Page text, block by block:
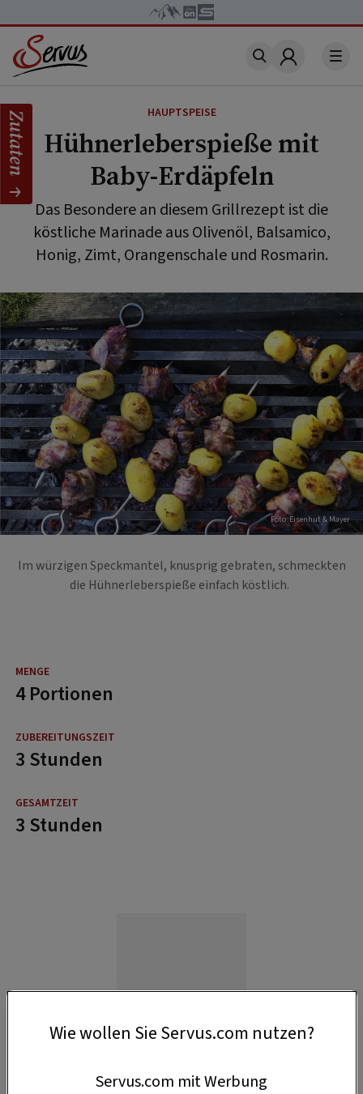
Account
HAUPTSPEISE
Hühnerleberspieße mit
Baby-Erdäpfeln
Das Besondere an diesem Grillrezept ist die
köstliche Marinade aus Olivenöl, Balsamico,
Honig, Zimt, Orangenschale und Rosmarin.
Foto: Eisenhut & Mayer
Im würzigen Speckmantel, knusprig gebraten, schmeckten
die Hühnerleberspieße einfach köstlich.
4 Portionen
3 Stunden
3 Stunden
Zutaten
Wie wollen Sie Servus.com nutzen?
Servus.com mit Werbung